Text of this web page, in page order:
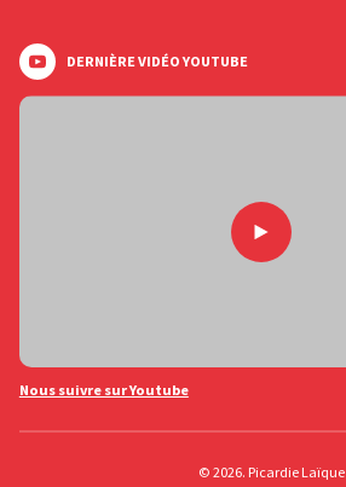
DERNIÈRE VIDÉO YOUTUBE
Nous suivre sur Youtube
© 2026. Picardie Laïque